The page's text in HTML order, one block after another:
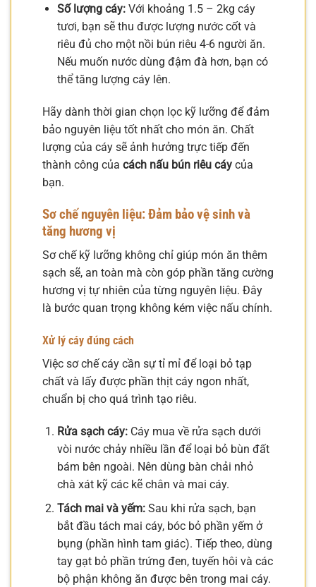
Số lượng cáy:Với khoảng 1.5 – 2kg cáy
tươi, bạn sẽ thu được lượng nước cốt và
riêu đủ cho một nồi bún riêu 4-6 người ăn.
Nếu muốn nước dùng đậm đà hơn, bạn có
thể tăng lượng cáy lên.
Hãy dành thời gian chọn lọc kỹ lưỡng để đảm
bảo nguyên liệu tốt nhất cho món ăn. Chất
lượng của cáy sẽ ảnh hưởng trực tiếp đến
thành công của cách nấu bún riêu cáy của
bạn.
Sơ chế nguyên liệu: Đảm bảo vệ sinh và
tăng hương vị
Sơ chế kỹ lưỡng không chỉ giúp món ăn thêm
sạch sẽ, an toàn mà còn góp phần tăng cường
hương vị tự nhiên của từng nguyên liệu. Đây
là bước quan trọng không kém việc nấu chính.
Xử lý cáy đúng cách
Việc sơ chế cáy cần sự tỉ mỉ để loại bỏ tạp
chất và lấy được phần thịt cáy ngon nhất,
chuẩn bị cho quá trình tạo riêu.
Rửa sạch cáy:Cáy mua về rửa sạch dưới
vòi nước chảy nhiều lần để loại bỏ bùn đất
bám bên ngoài. Nên dùng bàn chải nhỏ
chà xát kỹ các kẽ chân và mai cáy.
Tách mai và yếm:Sau khi rửa sạch, bạn
bắt đầu tách mai cáy, bóc bỏ phần yếm ở
bụng (phần hình tam giác). Tiếp theo, dùng
tay gạt bỏ phần trứng đen, tuyến hôi và các
bộ phận không ăn được bên trong mai cáy.